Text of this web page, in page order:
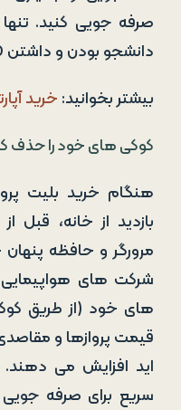
صرفه جویی کنید.
دانشجو بودن و داشتن 30 سال یا کمتر است.
بیشتر بخوانید: خرید
کوکی های خود را حذف
هنگام خرید بلیت
بازدید از خانه، قبل
مرورگر و حافظه
شرکت های
های خود (از طریق
قیمت پروازها و
اید افزایش می
سریع برای صرفه